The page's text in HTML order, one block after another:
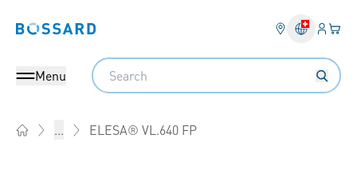
Bossard homepage Login
Il
Menu
Search
... ELESA® VL.640 FP